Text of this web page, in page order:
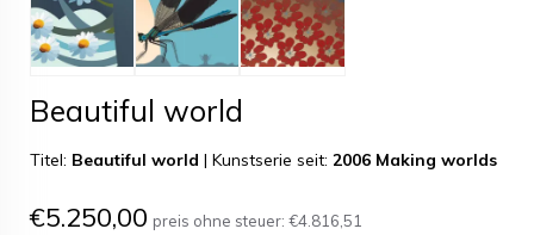
Beautiful world
Titel: Beautiful world | Kunstserie seit: 2006 Making worlds
€5.250,00 preis ohne steuer: €4.816,51